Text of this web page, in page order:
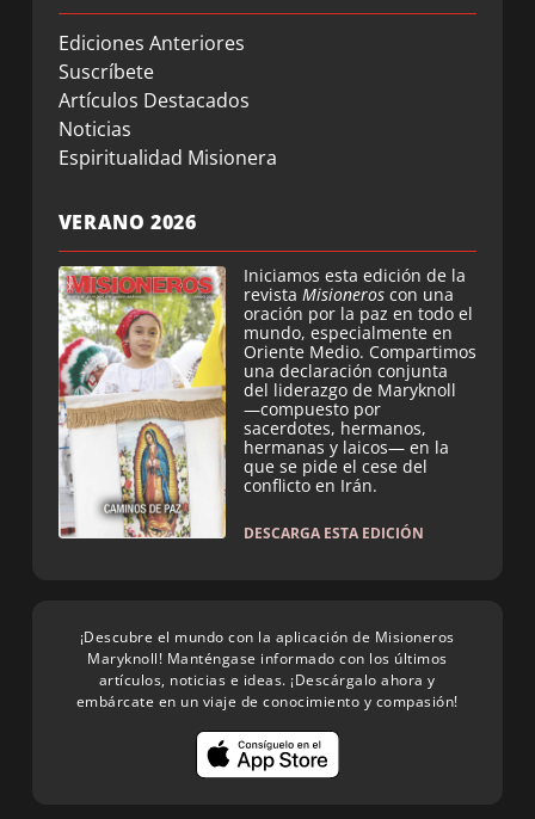
Ediciones Anteriores
Suscríbete
Artículos Destacados
Noticias
Espiritualidad Misionera
VERANO 2026
Iniciamos esta edición de la
revista Misioneros con una
oración por la paz en todo el
mundo, especialmente en
Oriente Medio. Compartimos
una declaración conjunta
del liderazgo de Maryknoll
—compuesto por
sacerdotes, hermanos,
hermanas y laicos— en la
que se pide el cese del
conflicto en Irán.
DESCARGA ESTA EDICIÓN
¡Descubre el mundo con la aplicación de Misioneros
Maryknoll! Manténgase informado con los últimos
artículos, noticias e ideas. ¡Descárgalo ahora y
embárcate en un viaje de conocimiento y compasión!